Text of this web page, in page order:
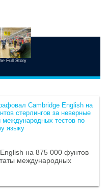
Full Story
Cambridge English на
стерлингов за неверные
международных тестов по
языку
на 875 000 фунтов
международных